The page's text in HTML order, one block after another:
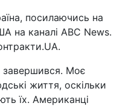
посилаючись на
на каналі ABC News.
Моє
життя, оскільки
їх. Американці